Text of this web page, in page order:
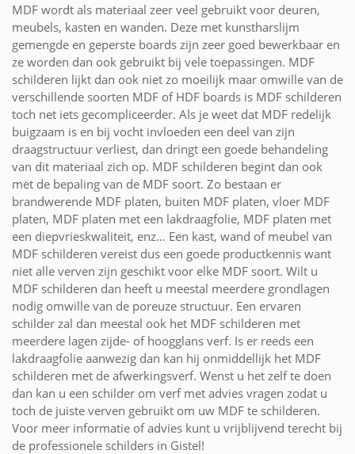
MDF wordt als materiaal zeer veel gebruikt voor deuren,
meubels, kasten en wanden. Deze met kunstharslijm
gemengde en geperste boards zijn zeer goed bewerkbaar en
ze worden dan ook gebruikt bij vele toepassingen. MDF
schilderen lijkt dan ook niet zo moeilijk maar omwille van de
verschillende soorten MDF of HDF boards is MDF schilderen
toch net iets gecompliceerder. Als je weet dat MDF redelijk
buigzaam is en bij vocht invloeden een deel van zijn
draagstructuur verliest, dan dringt een goede behandeling
van dit materiaal zich op. MDF schilderen begint dan ook
met de bepaling van de MDF soort. Zo bestaan er
brandwerende MDF platen, buiten MDF platen, vloer MDF
platen, MDF platen met een lakdraagfolie, MDF platen met
een diepvrieskwaliteit, enz… Een kast, wand of meubel van
MDF schilderen vereist dus een goede productkennis want
niet alle verven zijn geschikt voor elke MDF soort. Wilt u
MDF schilderen dan heeft u meestal meerdere grondlagen
nodig omwille van de poreuze structuur. Een ervaren
schilder zal dan meestal ook het MDF schilderen met
meerdere lagen zijde- of hoogglans verf. Is er reeds een
lakdraagfolie aanwezig dan kan hij onmiddellijk het MDF
schilderen met de afwerkingsverf. Wenst u het zelf te doen
dan kan u een schilder om verf met advies vragen zodat u
toch de juiste verven gebruikt om uw MDF te schilderen.
Voor meer informatie of advies kunt u vrijblijvend terecht bij
de professionele schilders in Gistel!